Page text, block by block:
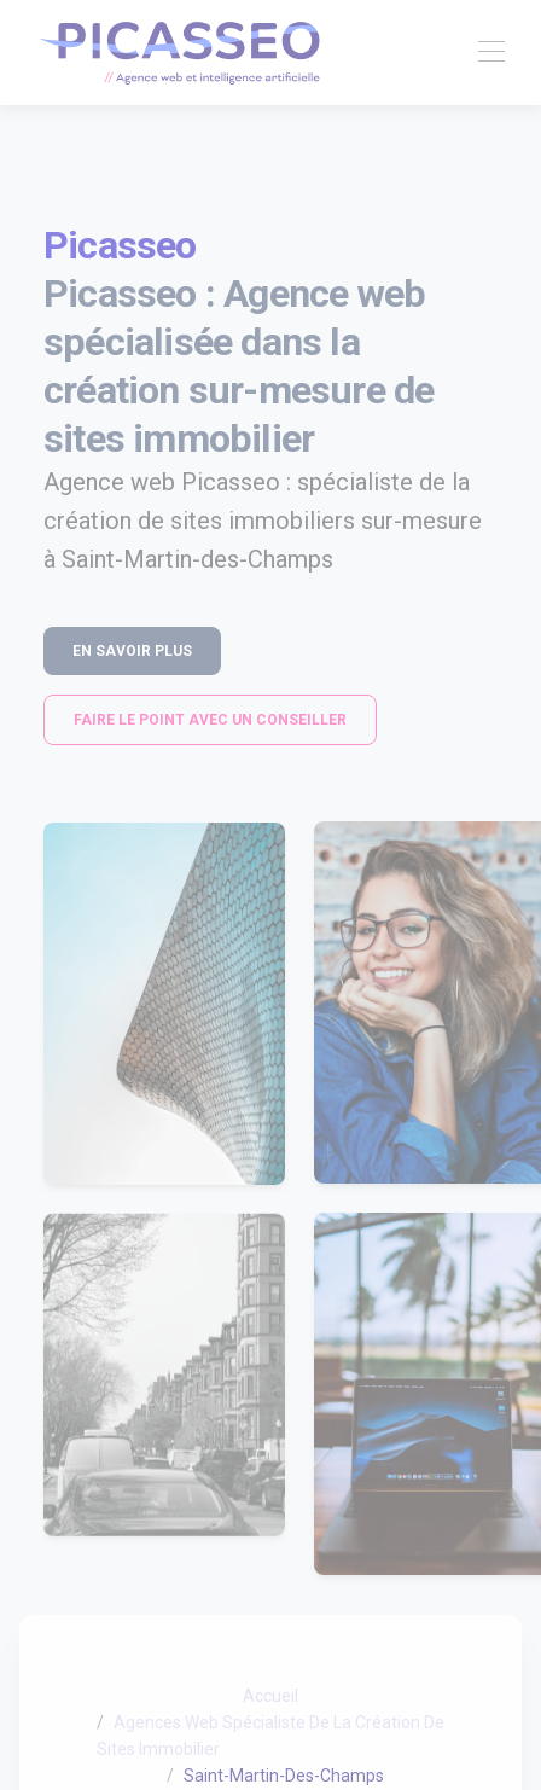
Picasseo
Picasseo : Agence web
spécialisée dans la
création sur-mesure de
sites immobilier
Agence web Picasseo : spécialiste de la
création de sites immobiliers sur-mesure
à Saint-Martin-des-Champs
EN SAVOIR PLUS
FAIRE LE POINT AVEC UN CONSEILLER
Accueil
Agences Web Spécialiste De La Création De
Sites Immobilier
Saint-Martin-Des-Champs